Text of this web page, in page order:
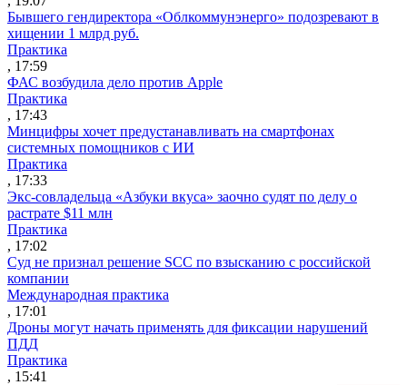
Бывшего гендиректора «Облкоммунэнерго» подозревают в
хищении 1 млрд руб.
Практика
, 17:59
ФАС возбудила дело против Apple
Практика
, 17:43
Минцифры хочет предустанавливать на смартфонах
системных помощников с ИИ
Практика
, 17:33
Экс-совладельца «Азбуки вкуса» заочно судят по делу о
растрате $11 млн
Практика
, 17:02
Суд не признал решение SCC по взысканию с российской
компании
Международная практика
, 17:01
Дроны могут начать применять для фиксации нарушений
ПДД
Практика
, 15:41